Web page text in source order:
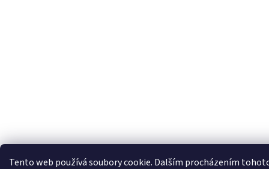
Tento web používá soubory cookie. Dalším procházením